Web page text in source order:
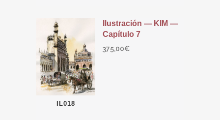
IL018
Ilustración — KIM —
Capítulo 7
375,00€